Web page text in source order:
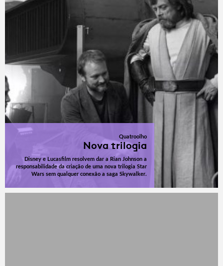
Quatroolho
Nova trilogia
Disney e Lucasfilm resolvem dar a Rian Johnson a
responsabilidade da criação de uma nova trilogia Star
Wars sem qualquer conexão a saga Skywalker.